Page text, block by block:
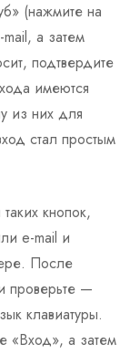
(нажмите на
а затем
подтвердите
имеются
из них для
стал простым
таких кнопок,
e-mail и
После
проверьте —
клавиатуры.
«Вход», а затем